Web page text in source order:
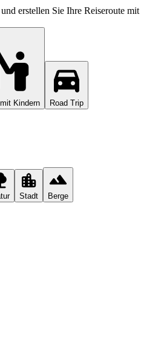
erstellen Sie Ihre Reiseroute mit
Kindern Road Trip
Stadt Berge